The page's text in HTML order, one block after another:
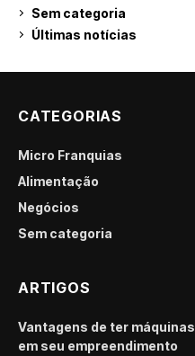
Sem categoria
Últimas notícias
CATEGORIAS
Micro Franquias
Alimentação
Negócios
Sem categoria
ARTIGOS
Vantagens de ter máquinas
em seu empreendimento